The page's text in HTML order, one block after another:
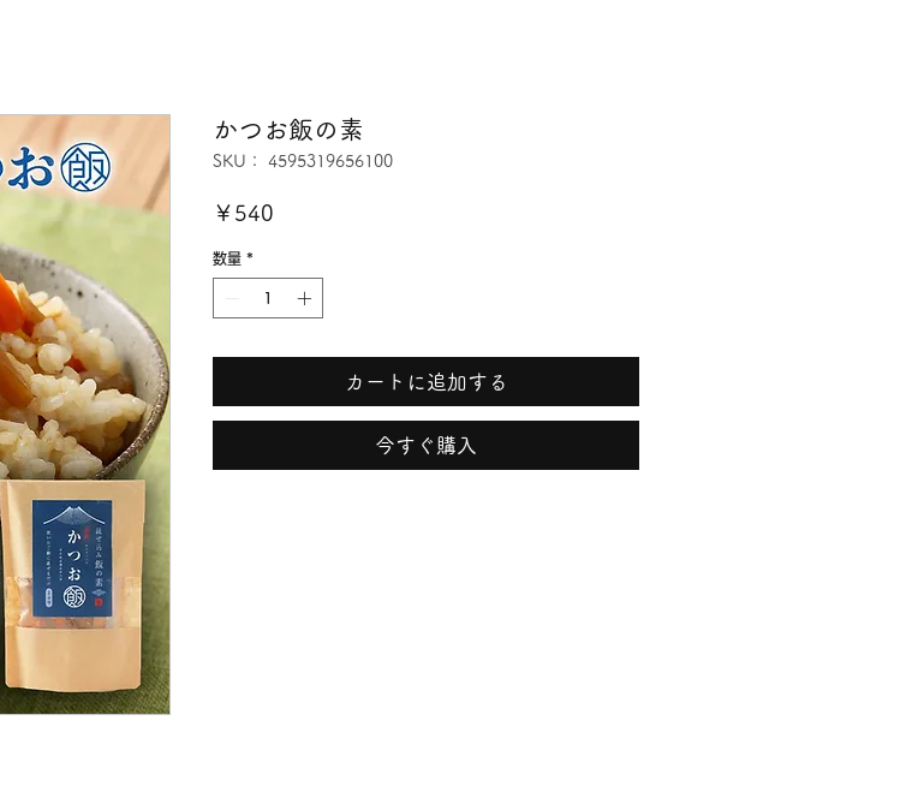
かつお飯の素
SKU： 4595319656100
￥540
数量 *
カートに追加する
今すぐ購入